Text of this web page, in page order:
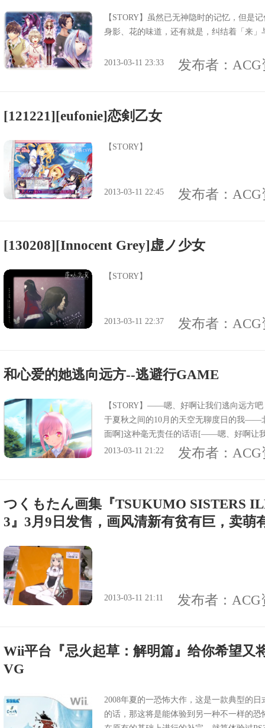
【STORY】虽然已无神隐时的记忆，但是
身影、花的味道，还有就是，纠结着「来
2013-03-11 23:33 发布者：
[121221][eufonie]恋剣乙女
【STORY】
2013-03-11 22:45 发布者：
[130208][Innocent Grey]虚ノ少女
【STORY】
2013-03-11 22:37 发布者：
和心爱的她逃向远方--逃避行GAME
【STORY】——嗯、好啊让我们逃向远方
于夏秋之间的10月的天空无聊度日的我
面啊]这种毫无责任的话语[——嗯、好啊让
我意料地传到了耳边转头一看、邻座的同
途中的大小姐顺势成为了朋友对于变得有
的警戒还有向我搭话坐在旁边的同学其实
2013-03-11 21:22 发布者：
つくもたん画集『TSUKUMO SISTERS
3』3月9日发售，画风清新有贫有巨，卖萌
2013-03-11 21:11 发布者： ACG
Wii平台『忌火起草：解明篇』给你希望又
VG
2008年夏的一恐怖大作，这是一款典型的
的话，那这将是能体验到另一种不一样的